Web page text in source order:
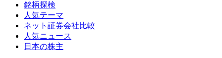
銘柄探検
人気テーマ
ネット証券会社比較
人気ニュース
日本の株主